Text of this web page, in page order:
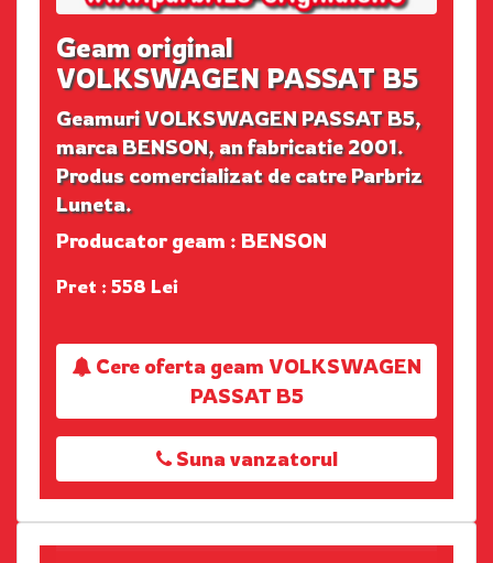
Geam original
VOLKSWAGEN PASSAT B5
Geamuri VOLKSWAGEN PASSAT B5,
marca BENSON, an fabricatie 2001.
Produs comercializat de catre Parbriz
Luneta.
Producator geam : BENSON
Pret : 558 Lei
Cere oferta geam VOLKSWAGEN
PASSAT B5
Suna vanzatorul